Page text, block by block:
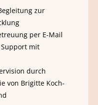
zur
per E-Mail
mit
durch
von Brigitte Koch-